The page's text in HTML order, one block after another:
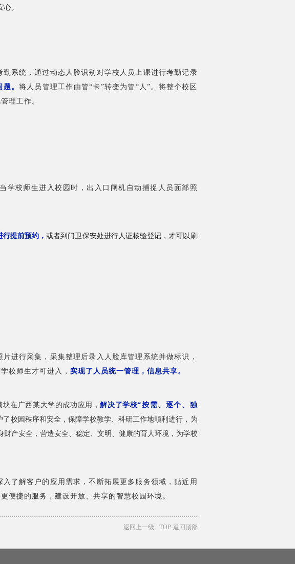
。
勤系统，通过动态人脸识别对学校人员上课进行考勤记录
。 将人员管理工作由管“卡”转变为管“人”。将整个校区
理工作。
当学校师生进入校园时，出入口闸机自动捕捉人员面部照
行提前预约，或者到门卫保安处进行人证核验登记，才可以刷
进行采集，采集整理后录入人脸库管理系统并做标识，
校师生才可进入， 实现了人员统一管理，信息共享。
块在广西某大学的成功应用，解决了学校“按需、逐个、独
了校园秩序和安全，保障学校教学、科研工作地顺利进行，为
产安全，营造安全、稳定、文明、健康的育人环境，为学校
了解客户的应用需求，不断拓展更多服务领域，贴近用
便捷的服务，建设开放、共享的智慧校园环境。
TOP-返回顶部
返回上一级